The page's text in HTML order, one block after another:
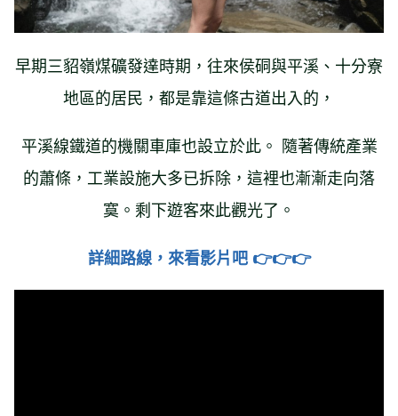
早期三貂嶺煤礦發達時期，往來侯硐與平溪、十分寮
地區的居民，都是靠這條古道出入的，
平溪線鐵道的機關車庫也設立於此。 隨著傳統產業
的蕭條，工業設施大多已拆除，這裡也漸漸走向落
寞。剩下遊客來此觀光了。
詳細路線，來看影片吧 👉👉👉